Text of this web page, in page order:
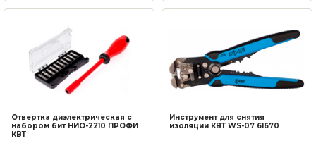
Отвертка диэлектрическая с
набором бит НИО-2210 ПРОФИ
КВТ
Инструмент для снятия
изоляции КВТ WS-07 61670